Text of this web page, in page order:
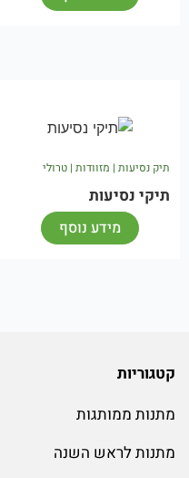
תיק נסיעות | מזוודות | טרולי
תיקי נסיעות
מידע נוסף
קטגוריות
מתנות ממותגות
מתנות לראש השנה